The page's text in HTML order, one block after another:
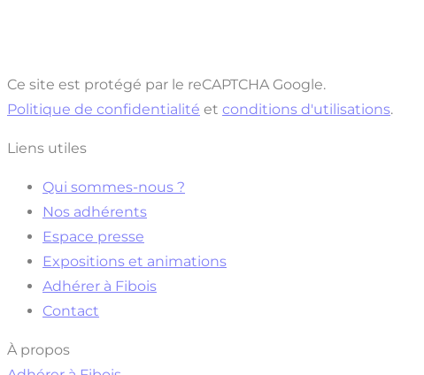
Ce site est protégé par le reCAPTCHA Google.
Politique de confidentialité et conditions d'utilisations.
Liens utiles
Qui sommes-nous ?
Nos adhérents
Espace presse
Expositions et animations
Adhérer à Fibois
Contact
À propos